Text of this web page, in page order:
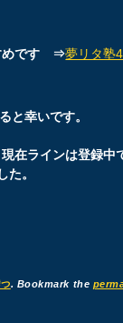
めです ⇒夢リタ塾
と幸いです。
ラインは登録中
た。
. Bookmark the